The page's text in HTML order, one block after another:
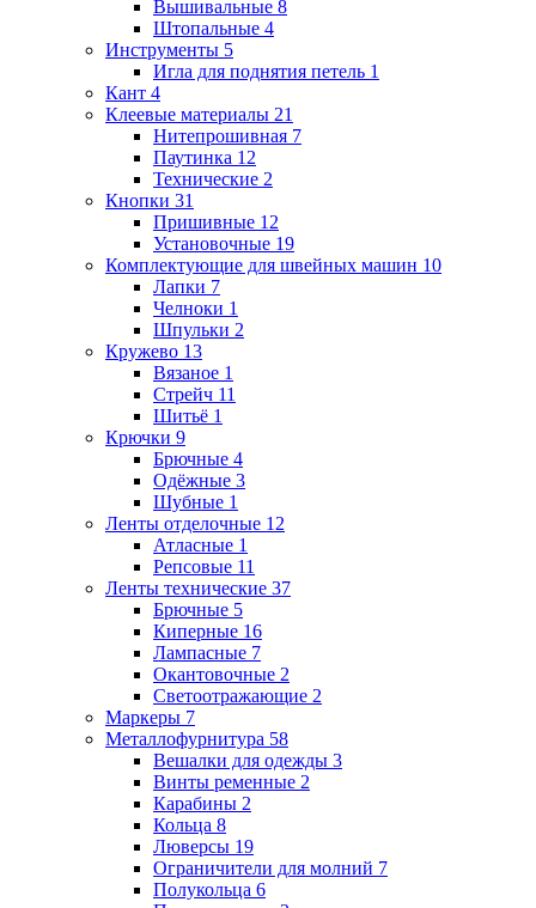
Вышивальные 8
Штопальные 4
Инструменты 5
Игла для поднятия петель 1
Кант 4
Клеевые материалы 21
Нитепрошивная 7
Паутинка 12
Технические 2
Кнопки 31
Пришивные 12
Установочные 19
Комплектующие для швейных машин 10
Лапки 7
Челноки 1
Шпульки 2
Кружево 13
Вязаное 1
Стрейч 11
Шитьё 1
Крючки 9
Брючные 4
Одёжные 3
Шубные 1
Ленты отделочные 12
Атласные 1
Репсовые 11
Ленты технические 37
Брючные 5
Киперные 16
Лампасные 7
Окантовочные 2
Светоотражающие 2
Маркеры 7
Металлофурнитура 58
Вешалки для одежды 3
Винты ременные 2
Карабины 2
Кольца 8
Люверсы 19
Ограничители для молний 7
Полукольца 6